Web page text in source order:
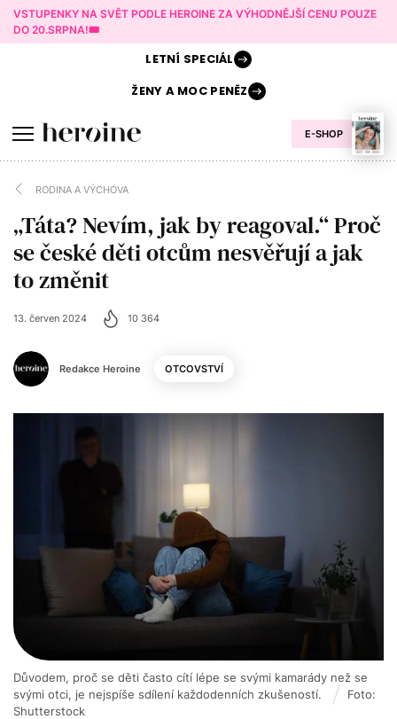
VSTUPENKY NA SVĚT PODLE HEROINE ZA VÝHODNĚJŠÍ CENU POUZE
DO 20.SRPNA!🎟️
E-SHOP
LETNÍ SPECIÁL
ŽENY AMOC PENĚZ
RODINA A VÝCHOVA
„Táta? Nevím, jak by reagoval.“ Proč
se české děti otcům nesvěřují a jak
to změnit
Redakce Heroine
13. červen 2024 10 364
OTCOVSTVÍ
Důvodem, proč se děti často cítí lépe se svými kamarády než se
svými otci, je nejspíše sdílení každodenních zkušeností.
Foto:
Shutterstock